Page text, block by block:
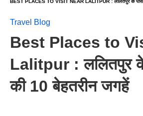
BEST PLACES TO VISIT NEAR LALITPUR : ललितपुर के पास
Travel Blog
Best Places to
Lalitpur : ललितपुर
की 10 बेहतरीन जगहें